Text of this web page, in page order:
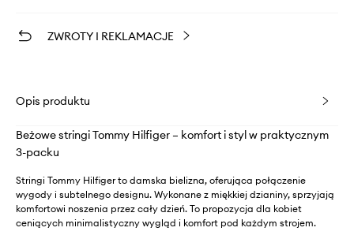
ZWROTY I REKLAMACJE
Opis produktu
Beżowe stringi Tommy Hilfiger – komfort i styl w praktycznym
3-packu
Stringi Tommy Hilfiger to damska bielizna, oferująca połączenie
wygody i subtelnego designu. Wykonane z miękkiej dzianiny, sprzyjają
komfortowi noszenia przez cały dzień. To propozycja dla kobiet
ceniących minimalistyczny wygląd i komfort pod każdym strojem.